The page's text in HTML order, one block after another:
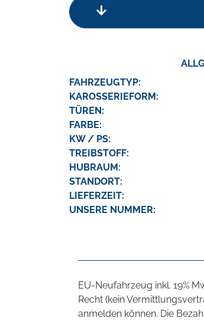
FAHRZEUGTYP:
KAROSSERIEFORM:
TÜREN:
FARBE:
KW / PS:
TREIBSTOFF:
HUBRAUM:
STANDORT:
LIEFERZEIT:
UNSERE NUMMER:
EU-Neufahrzeug inkl. 19%
Recht (kein
anmelden können. Die